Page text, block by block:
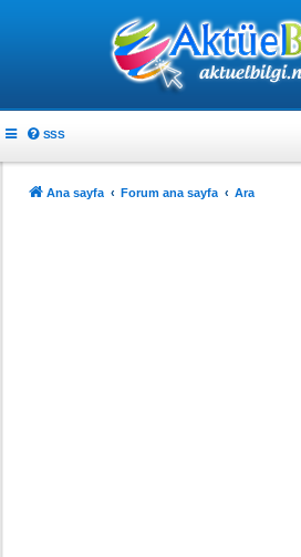
SSS
Ana sayfa Forum ana sayfa Ara